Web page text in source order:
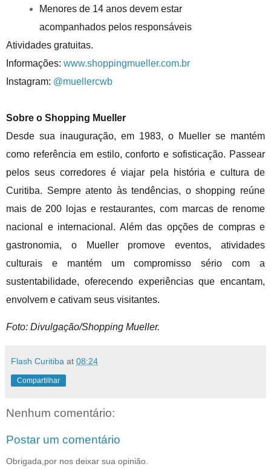
Menores de 14 anos devem estar
acompanhados pelos responsáveis
Atividades gratuitas.
Informações: www.shoppingmueller.com.br
Instagram: @muellercwb
Sobre o Shopping Mueller
Desde sua inauguração, em 1983, o Mueller se mantém
como referência em estilo, conforto e sofisticação. Passear
pelos seus corredores é viajar pela história e cultura de
Curitiba. Sempre atento às tendências, o shopping reúne
mais de 200 lojas e restaurantes, com marcas de renome
nacional e internacional. Além das opções de compras e
gastronomia, o Mueller promove eventos, atividades
culturais e mantém um compromisso sério com a
sustentabilidade, oferecendo experiências que encantam,
envolvem e cativam seus visitantes.
Foto: Divulgação/Shopping Mueller.
Flash Curitiba at 08:24
Compartilhar
Nenhum comentário:
Postar um comentário
Obrigada,por nos deixar sua opinião.